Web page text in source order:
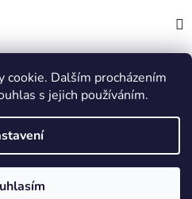
cookie. Dalším procházením
s jejich používáním.
Shoptet